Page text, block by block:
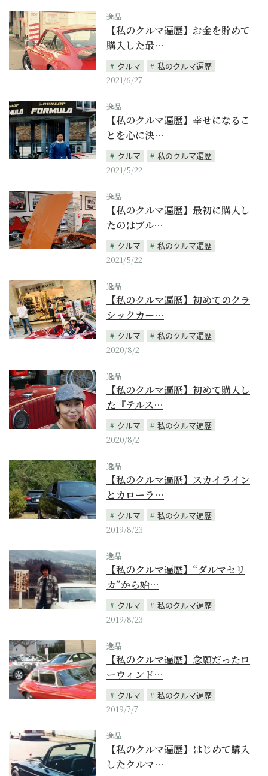
逸品
【私のクルマ遍歴】お金を貯めて
購入した最…
クルマ
私のクルマ遍歴
2021/6/27
逸品
【私のクルマ遍歴】幸せになるこ
とを心に決…
クルマ
私のクルマ遍歴
2021/5/22
逸品
【私のクルマ遍歴】最初に購入し
たのはブル…
クルマ
私のクルマ遍歴
2021/5/22
逸品
【私のクルマ遍歴】初めてのクラ
シックカー…
クルマ
私のクルマ遍歴
2020/8/2
逸品
【私のクルマ遍歴】初めて購入し
た『テルス…
クルマ
私のクルマ遍歴
2020/8/2
逸品
【私のクルマ遍歴】スカイライン
とカローラ…
クルマ
私のクルマ遍歴
2019/8/23
逸品
【私のクルマ遍歴】“ダルマセリ
カ”から始…
クルマ
私のクルマ遍歴
2019/8/23
逸品
【私のクルマ遍歴】念願だったロ
ーウィンド…
クルマ
私のクルマ遍歴
2019/7/7
逸品
【私のクルマ遍歴】はじめて購入
したクルマ…